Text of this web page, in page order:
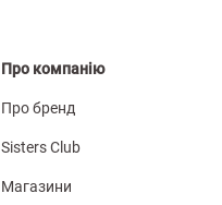
Про компанію
Про бренд
Sisters Club
Магазини